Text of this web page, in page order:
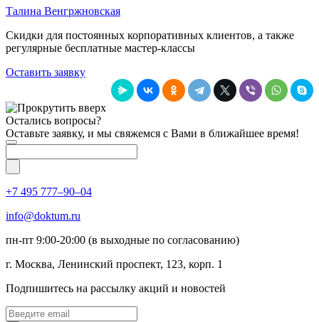
Талина Венгржновская
Скидки для постоянных корпоративных клиентов, а также
регулярные бесплатные мастер-классы
Оставить заявку
Остались вопросы?
Оставьте заявку, и мы свяжемся с Вами в ближайшее время!
+7 495 777–90–04
info@doktum.ru
пн-пт 9:00-20:00 (в выходные по согласованию)
г. Москва, Ленинский проспект, 123, корп. 1
Подпишитесь на рассылку акций и новостей